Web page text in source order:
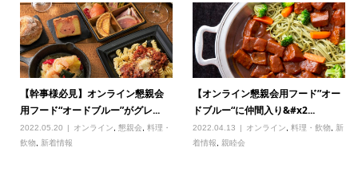
【幹事様必見】オンライン懇親会
用フード“オードブルー”がグレ...
2022.05.20 オンライン, 懇親会, 料理・
飲物, 新着情報
【オンライン懇親会用フード”オー
ドブルー“に仲間入り&#x2...
2022.04.13 オンライン,料理・飲物,新
着情報,親睦会